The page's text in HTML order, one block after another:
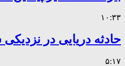
۱۰:۳۳
حادثه دریایی در
۵:۱۷